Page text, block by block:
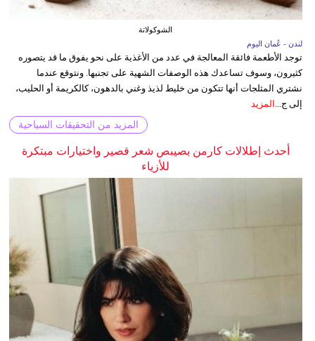
الشوكولاتة
لندن - عُمان اليوم
توجد الأطعمة فائقة المعالجة في عدد من الأغذية على نحو يفوق ما قد يتصوره
كثيرون، وسوف تساعدك هذه الوصفات الشهية على تجنبها. ونتوقع عندما
نشتري المثلجات أنها تتكون من خليط لذيذ وغني بالدهون، كالكريمة أو الحليب،
إلى ج... المزيد
المزيد من التحقيقات السياحية
أحدث إطلالات كارمن بصيبص شعر قصير واختيارات مبتكرة
للأزياء